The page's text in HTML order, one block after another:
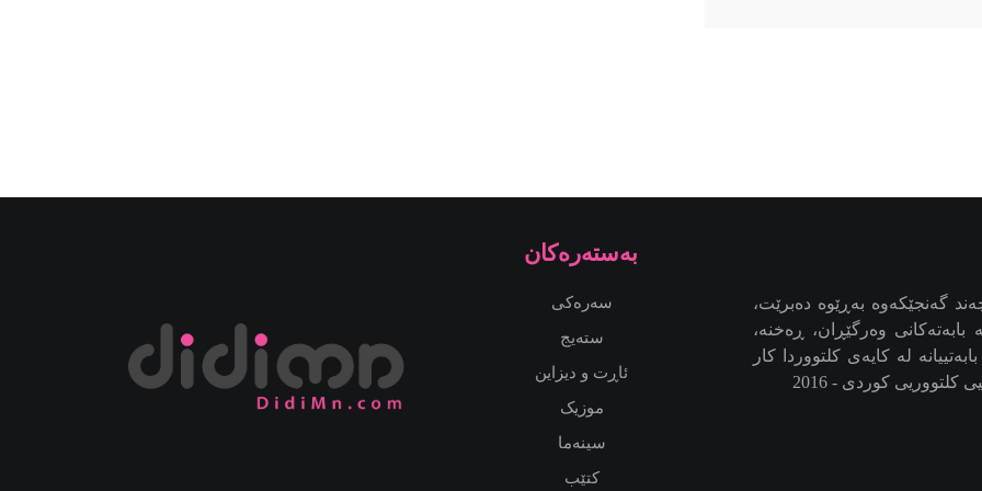
به‌سته‌ره‌كان
سەرەکی
ستەیج
ئاڕت و دیزاین
موزیک
سینەما
کتێب
گەنجێكه‌وه‌ بەڕێوە دەبرێت،
وەرگێڕان، ڕەخنە،
لە کایەی کلتووردا کار
کوردی - 2016